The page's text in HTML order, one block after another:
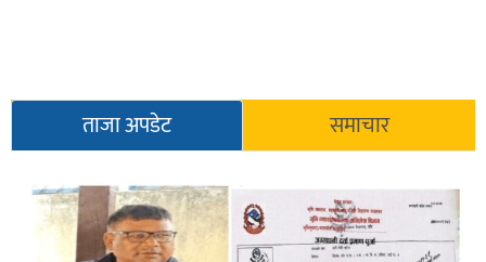
ताजा अपडेट समाचार